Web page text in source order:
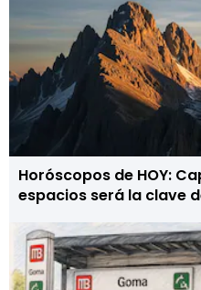
Horóscopos de HOY:
espacios será la clave